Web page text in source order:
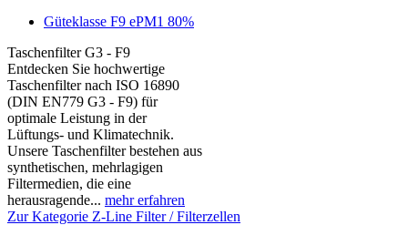
Güteklasse F9 ePM1 80%
Taschenfilter G3 - F9
Entdecken Sie hochwertige
Taschenfilter nach ISO 16890
(DIN EN779 G3 - F9) für
optimale Leistung in der
Lüftungs- und Klimatechnik.
Unsere Taschenfilter bestehen aus
synthetischen, mehrlagigen
Filtermedien, die eine
herausragende... mehr erfahren
Zur Kategorie Z-Line Filter / Filterzellen